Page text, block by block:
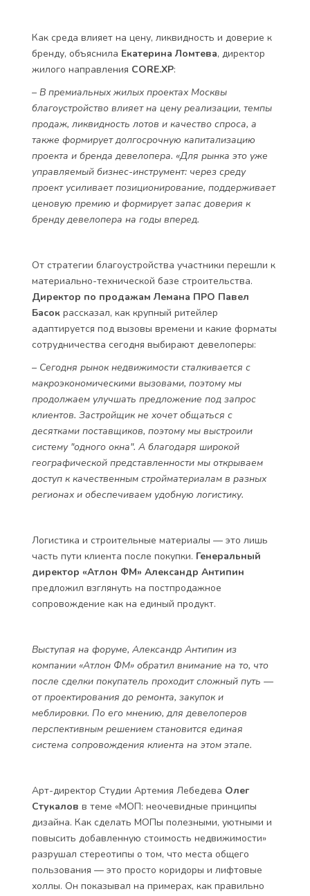
Как среда влияет на цену, ликвидность и доверие к
бренду, объяснила Екатерина Ломтева, директор
жилого направления CORE.XP:
– В премиальных жилых проектах Москвы
благоустройство влияет на цену реализации, темпы
продаж, ликвидность лотов и качество спроса, а
также формирует долгосрочную капитализацию
проекта и бренда девелопера. «Для рынка это уже
управляемый бизнес-инструмент: через среду
проект усиливает позиционирование, поддерживает
ценовую премию и формирует запас доверия к
бренду девелопера на годы вперед.
От стратегии благоустройства участники перешли к
материально-технической базе строительства.
Директор по продажам Лемана ПРО Павел
Басок рассказал, как крупный ритейлер
адаптируется под вызовы времени и какие форматы
сотрудничества сегодня выбирают девелоперы:
– Сегодня рынок недвижимости сталкивается с
макроэкономическими вызовами, поэтому мы
продолжаем улучшать предложение под запрос
клиентов. Застройщик не хочет общаться с
десятками поставщиков, поэтому мы выстроили
систему "одного окна". А благодаря широкой
географической представленности мы открываем
доступ к качественным стройматериалам в разных
регионах и обеспечиваем удобную логистику.
Логистика и строительные материалы — это лишь
часть пути клиента после покупки. Генеральный
директор «Атлон ФМ» Александр Антипин
предложил взглянуть на постпродажное
сопровождение как на единый продукт.
Выступая на форуме, Александр Антипин из
компании «Атлон ФМ» обратил внимание на то, что
после сделки покупатель проходит сложный путь —
от проектирования до ремонта, закупок и
меблировки. По его мнению, для девелоперов
перспективным решением становится единая
система сопровождения клиента на этом этапе.
Арт-директор Студии Артемия Лебедева Олег
Стукалов в теме «МОП: неочевидные принципы
дизайна. Как сделать МОПы полезными, уютными и
повысить добавленную стоимость недвижимости»
разрушал стереотипы о том, что места общего
пользования — это просто коридоры и лифтовые
холлы. Он показывал на примерах, как правильно